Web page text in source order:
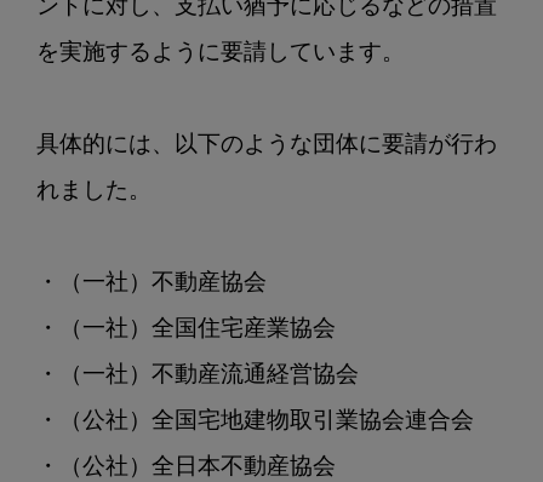
ントに対し、支払い猶予に応じるなどの措置
を実施するように要請しています。
具体的には、以下のような団体に要請が行わ
れました。
・（一社）不動産協会
・（一社）全国住宅産業協会
・（一社）不動産流通経営協会
・（公社）全国宅地建物取引業協会連合会
・（公社）全日本不動産協会